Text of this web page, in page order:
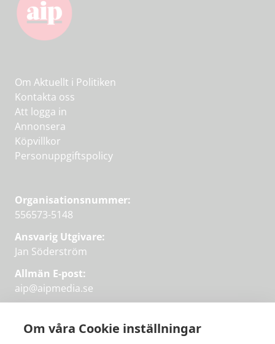
Om våra Cookie inställningar
Om Aktuellt i Politiken
Kontakta oss
Att logga in
Annonsera
Köpvillkor
Personuppgiftspolicy
Organisationsnummer:
556573-5148
Ansvarig Utgivare:
Jan Söderström
Allmän E-post:
aip@aipmedia.se
aip@flowyinfo.seeller 08-1210 60 40.